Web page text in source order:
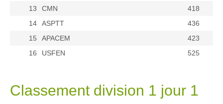
13
CMN
418
14
ASPTT
436
15
APACEM
423
16
USFEN 525
Classement division 1 jour 1